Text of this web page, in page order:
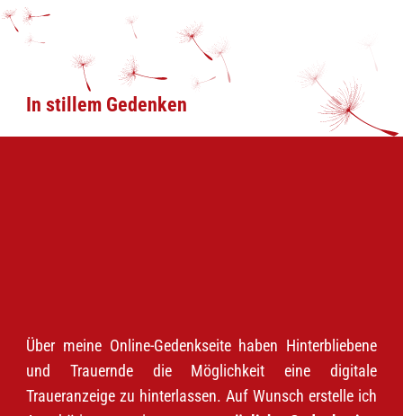
In stillem Gedenken
Über meine Online-Gedenkseite haben Hinterbliebene
und Trauernde die Möglichkeit eine digitale
Traueranzeige zu hinterlassen. Auf Wunsch erstelle ich